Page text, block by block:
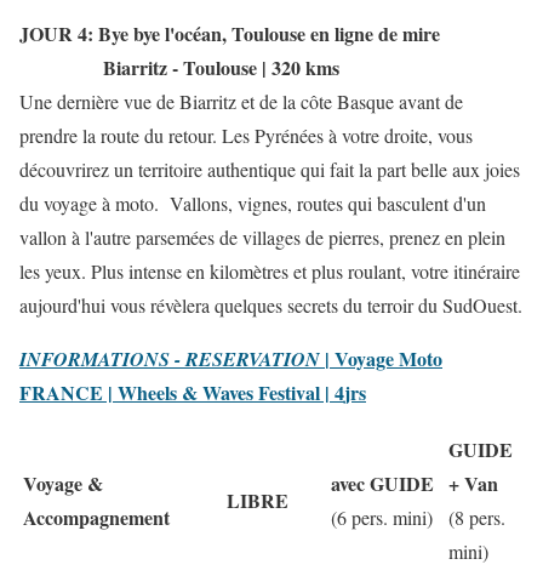
JOUR 4: Bye bye l'océan, Toulouse en ligne de mire
Biarritz - Toulouse | 320 kms
Une dernière vue de Biarritz et de la côte Basque avant de
prendre la route du retour. Les Pyrénées à votre droite, vous
découvrirez un territoire authentique qui fait la part belle aux joies
du voyage à moto. Vallons, vignes, routes qui basculent d'un
vallon à l'autre parsemées de villages de pierres, prenez en plein
les yeux. Plus intense en kilomètres et plus roulant, votre itinéraire
aujourd'hui vous révèlera quelques secrets du terroir du SudOuest.
INFORMATIONS - RESERVATION | Voyage Moto
FRANCE | Wheels &WavesFestival | 4jrs
Voyage &
Accompagnement
LIBRE
avec GUIDE
(6 pers. mini)
GUIDE
+ Van
(8 pers.
mini)